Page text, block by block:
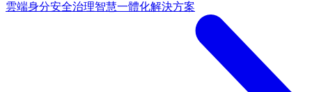
雲端身分安全治理智慧一體化解決方案